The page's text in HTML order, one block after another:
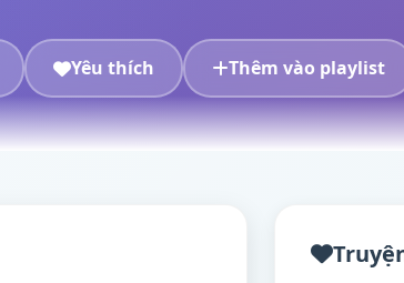
Yêu thích Thêm vào playlist